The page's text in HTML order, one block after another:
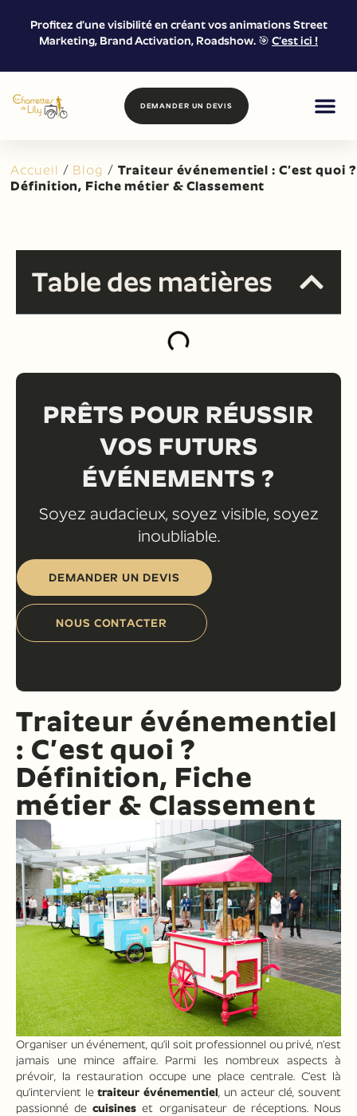
Profitez d’une visibilité en créant vos animations Street
Marketing, Brand Activation, Roadshow. 🎯 C’est ici !
DEMANDER UN DEVIS
Accueil / Blog / Traiteur événementiel : C’est quoi ?
Définition, Fiche métier & Classement
Traiteur événementiel
: C’est quoi ?
Définition, Fiche
métier & Classement
Organiser un événement, qu’il soit professionnel ou privé, n’est
jamais une mince affaire. Parmi les nombreux aspects à
prévoir, la restauration occupe une place centrale. C’est là
qu’intervient letraiteur événementiel, un acteur clé, souvent
passionné decuisines et organisateur de réceptions. Nous
Table des matières
PRÊTS POUR RÉUSSIR
VOS FUTURS
ÉVÉNEMENTS ?
Soyez audacieux, soyez visible, soyez
inoubliable.
DEMANDER UN DEVIS
NOUS CONTACTER